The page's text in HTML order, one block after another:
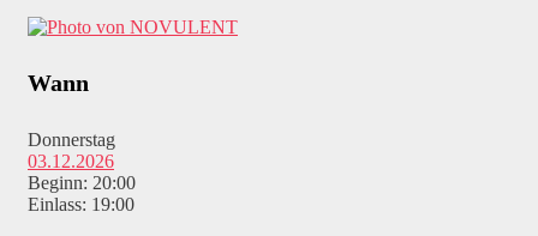
Wann
Donnerstag
03.12.2026
Beginn: 20:00
Einlass: 19:00